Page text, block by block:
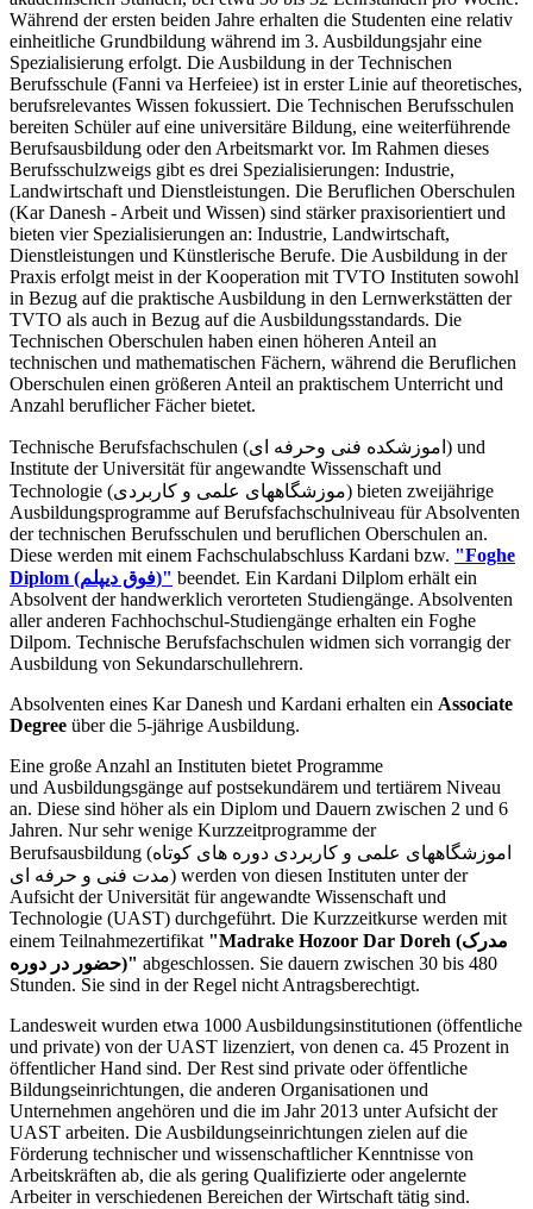
Während der ersten beiden Jahre erhalten die Studenten eine relativ
einheitliche Grundbildung während im 3. Ausbildungsjahr eine
Spezialisierung erfolgt. Die Ausbildung in der Technischen
Berufsschule (Fanni va Herfeiee) ist in erster Linie auf theoretisches,
berufsrelevantes Wissen fokussiert. Die Technischen Berufsschulen
bereiten Schüler auf eine universitäre Bildung, eine weiterführende
Berufsausbildung oder den Arbeitsmarkt vor. Im Rahmen dieses
Berufsschulzweigs gibt es drei Spezialisierungen: Industrie,
Landwirtschaft und Dienstleistungen. Die Beruflichen Oberschulen
(Kar Danesh - Arbeit und Wissen) sind stärker praxisorientiert und
bieten vier Spezialisierungen an: Industrie, Landwirtschaft,
Dienstleistungen und Künstlerische Berufe. Die Ausbildung in der
Praxis erfolgt meist in der Kooperation mit TVTO Instituten sowohl
in Bezug auf die praktische Ausbildung in den Lernwerkstätten der
TVTO als auch in Bezug auf die Ausbildungsstandards. Die
Technischen Oberschulen haben einen höheren Anteil an
technischen und mathematischen Fächern, während die Beruflichen
Oberschulen einen größeren Anteil an praktischem Unterricht und
Anzahl beruflicher Fächer bietet.
Technische Berufsfachschulen (اموزشکده فنی وحرفه ای) und
Institute der Universität für angewandte Wissenschaft und
Technologie (موزشگاههای علمی و کاربردی) bieten zweijährige
Ausbildungsprogramme auf Berufsfachschulniveau für Absolventen
der technischen Berufsschulen und beruflichen Oberschulen an.
Diese werden mit einem Fachschulabschluss Kardani bzw. "Foghe
Diplom (فوق دیپلم)" beendet. Ein Kardani Dilplom erhält ein
Absolvent der handwerklich verorteten Studiengänge. Absolventen
aller anderen Fachhochschul-Studiengänge erhalten ein Foghe
Dilpom. Technische Berufsfachschulen widmen sich vorrangig der
Ausbildung von Sekundarschullehrern.
Absolventen eines Kar Danesh und Kardani erhalten ein Associate
Degree über die 5-jährige Ausbildung.
Eine große Anzahl an Instituten bietet Programme
und Ausbildungsgänge auf postsekundärem und tertiärem Niveau
an. Diese sind höher als ein Diplom und Dauern zwischen 2 und 6
Jahren. Nur sehr wenige Kurzzeitprogramme der
Berufsausbildung (اموزشگاههای علمی و کاربردی دوره های کوتاه
مدت فنی و حرفه ای) werden von diesen Instituten unter der
Aufsicht der Universität für angewandte Wissenschaft und
Technologie (UAST) durchgeführt. Die Kurzzeitkurse werden mit
einem Teilnahmezertifikat "Madrake Hozoor Dar Doreh (مدرک
حضور در دوره)" abgeschlossen. Sie dauern zwischen 30 bis 480
Stunden. Sie sind in der Regel nicht Antragsberechtigt.
Landesweit wurden etwa 1000 Ausbildungsinstitutionen (öffentliche
und private) von der UAST lizenziert, von denen ca. 45 Prozent in
öffentlicher Hand sind. Der Rest sind private oder öffentliche
Bildungseinrichtungen, die anderen Organisationen und
Unternehmen angehören und die im Jahr 2013 unter Aufsicht der
UAST arbeiten. Die Ausbildungseinrichtungen zielen auf die
Förderung technischer und wissenschaftlicher Kenntnisse von
Arbeitskräften ab, die als gering Qualifizierte oder angelernte
Arbeiter in verschiedenen Bereichen der Wirtschaft tätig sind.